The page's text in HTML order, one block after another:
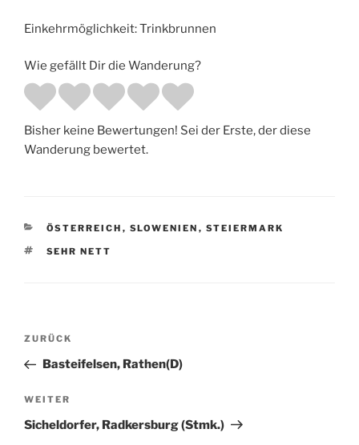
Einkehrmöglichkeit: Trinkbrunnen
Wie gefällt Dir die Wanderung?
Bisher keine Bewertungen! Sei der Erste, der diese
Wanderung bewertet.
KATEGORIEN
ÖSTERREICH , SLOWENIEN , STEIERMARK
SCHLAGWÖRTER
SEHR NETT
Beitragsnavigation
Vorheriger
Beitrag
ZURÜCK
Basteifelsen, Rathen(D)
Nächster
Beitrag
WEITER
Sicheldorfer, Radkersburg (Stmk.)